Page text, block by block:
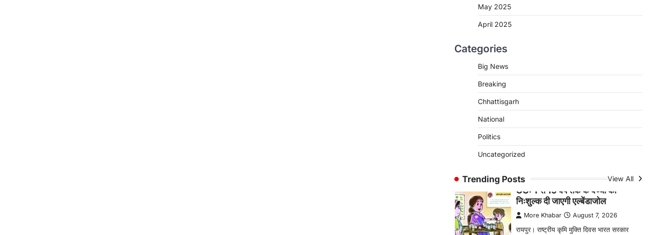
May 2025
April 2025
Categories
Big News
Breaking
Chhattisgarh
National
Politics
Uncategorized
Trending Posts View All
CG: छिपली की दीदियों का कमाल,
बकरी पालन से बढ़ी आय और मजबूत
More Khabar August 7, 2026
रायपुर। ग्रामीण महिलाओं को आर्थिक रूप से
सशक्त बनाने की दिशा में जिले के नगरी…
CHHATTISGARH
CG: 1 से 19 वर्ष तक के बच्चों को
निःशुल्क दी जाएगी एल्बेंडाजोल
More Khabar August 7, 2026
रायपुर। राष्ट्रीय कृमि मुक्ति दिवस भारत सरकार